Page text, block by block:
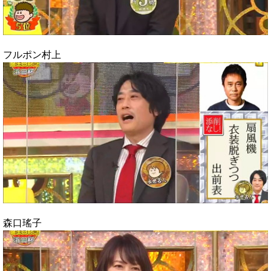
フルポン村上
森口瑤子